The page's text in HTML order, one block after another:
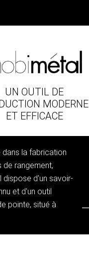
UN OUTIL DE
MODERNE
ET EFFICACE
dans la fabrication
de rangement,
dispose d'un savoir-
et d'un outil
pointe, situé à